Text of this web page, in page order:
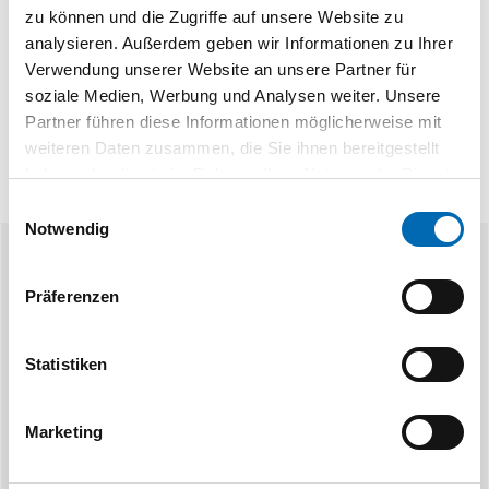
zu können und die Zugriffe auf unsere Website zu
analysieren. Außerdem geben wir Informationen zu Ihrer
Verwendung unserer Website an unsere Partner für
soziale Medien, Werbung und Analysen weiter. Unsere
Partner führen diese Informationen möglicherweise mit
weiteren Daten zusammen, die Sie ihnen bereitgestellt
haben oder die sie im Rahmen Ihrer Nutzung der Dienste
Notwendig
Präferenzen
Statistiken
Marketing
Selbsteinzugsgehäuse